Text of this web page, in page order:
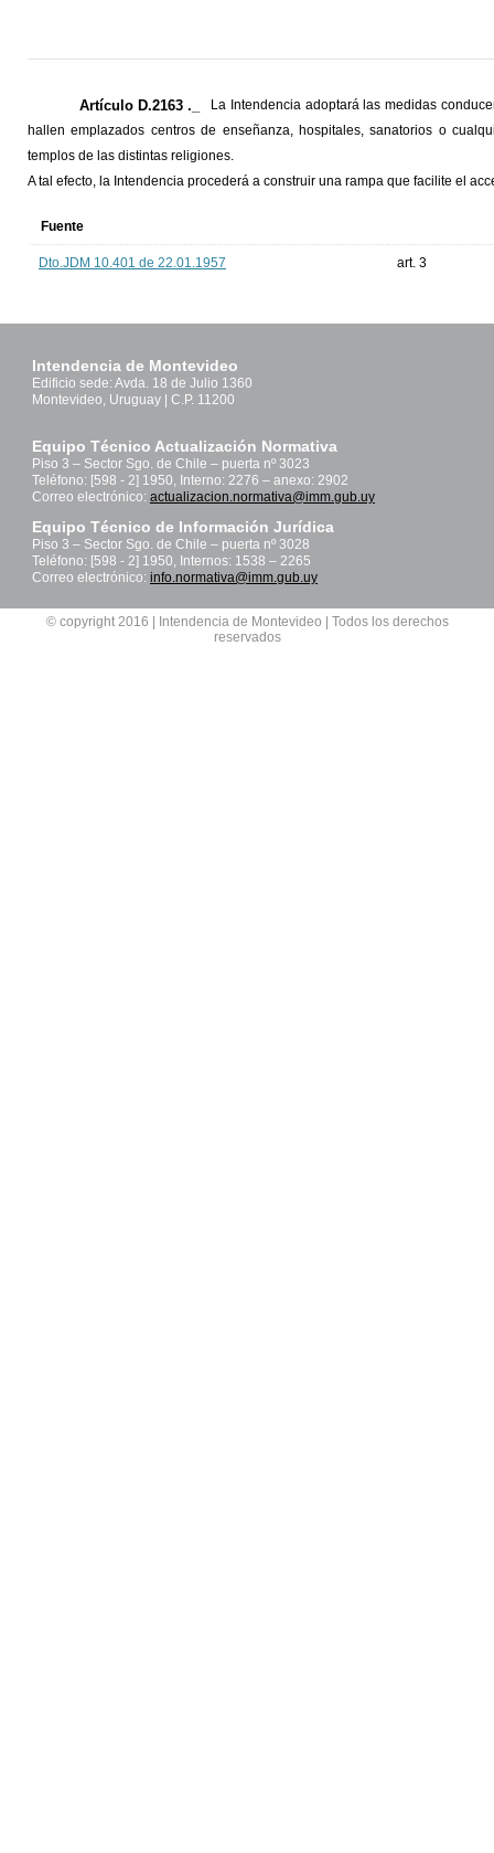
Artículo D.2163 ._
La Intendencia adoptará las medidas
hallen emplazados centros de enseñanza, hospitales, sanatorios o
templos de las distintas religiones.
A tal efecto, la Intendencia procederá a construir una rampa que facilite el
Fuente
Dto.JDM 10.401 de 22.01.1957 art. 3
Intendencia de Montevideo
Edificio sede: Avda. 18 de Julio 1360
Montevideo, Uruguay | C.P. 11200
Equipo Técnico Actualización Normativa
Piso 3 – Sector Sgo. de Chile – puerta nº 3023
Teléfono: [598 - 2] 1950, Interno: 2276 – anexo: 2902
Correo electrónico: actualizacion.normativa@imm.gub.uy
Equipo Técnico de Información Jurídica
Piso 3 – Sector Sgo. de Chile – puerta nº 3028
Teléfono: [598 - 2] 1950, Internos: 1538 – 2265
Correo electrónico: info.normativa@imm.gub.uy
© copyright 2016 | Intendencia de Montevideo | Todos los derechos
reservados